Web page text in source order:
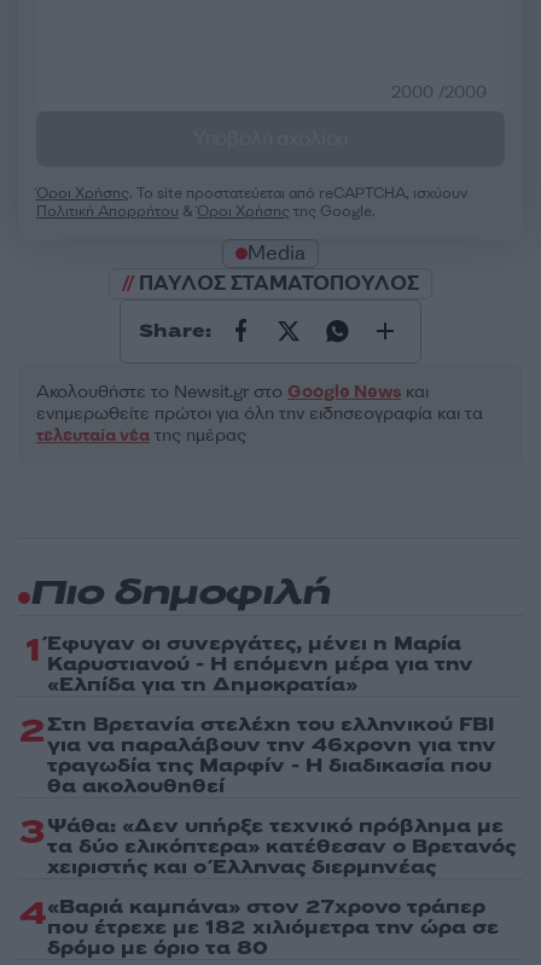
2000 /2000
Όροι Χρήσης. Το site προστατεύεται από reCAPTCHA, ισχύουν
Πολιτική Απορρήτου &Όροι Χρήσης της Google.
Media
ΠΑΥΛΟΣ ΣΤΑΜΑΤΟΠΟΥΛΟΣ
Share:
Ακολουθήστε το Νewsit.gr στο Google News και
ενημερωθείτε πρώτοι για όλη την ειδησεογραφία και τα
τελευταία νέα της ημέρας
Πιο δημοφιλή
1 Έφυγαν οι συνεργάτες, μένει η Μαρία
Καρυστιανού - Η επόμενη μέρα για την
«Ελπίδα για τη Δημοκρατία»
2Στη Βρετανία στελέχη του ελληνικού FBI
για να παραλάβουν την 46χρονη για την
τραγωδία της Μαρφίν - Η διαδικασία που
θα ακολουθηθεί
3Ψάθα: «Δεν υπήρξε τεχνικό πρόβλημα με
τα δύο ελικόπτερα» κατέθεσαν ο Βρετανός
χειριστής και ο Έλληνας διερμηνέας
4«Βαριά καμπάνα» στον 27χρονο τράπερ
που έτρεχε με 182 χιλιόμετρα την ώρα σε
δρόμο με όριο τα 80